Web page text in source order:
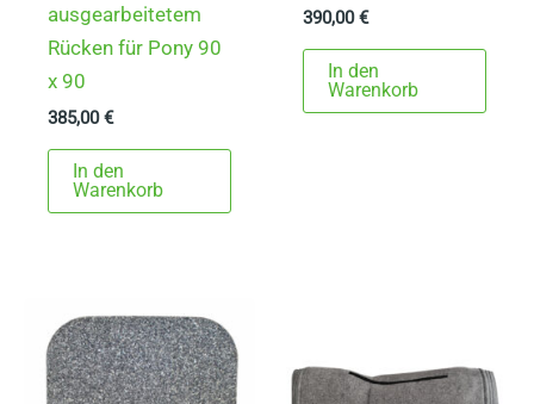
ausgearbeitetem
Rücken für Pony 90
x 90
385,00€
In den
Warenkorb
390,00€
In den
Warenkorb